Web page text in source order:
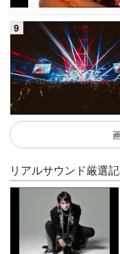
リアルサウンド厳選